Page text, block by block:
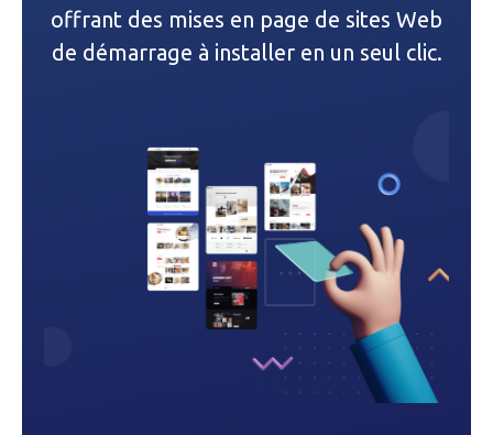
offrant des mises en page de sites Web
de démarrage à installer en un seul clic.